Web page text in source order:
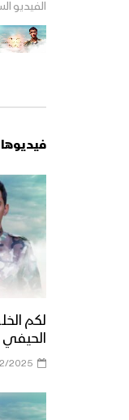
الفيديو
لكم
الحيفي
2025